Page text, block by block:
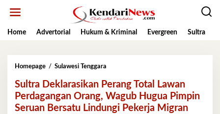
Home
Advertorial Hukum & Kriminal Evergreen Sultra
Homepage / Sulawesi Tenggara
Perang
Total
Lawan
Perdagangan
Sultra Deklarasikan Perang Total Lawan
Perdagangan Orang, Wagub Hugua Pimpin
Seruan Bersatu Lindungi Pekerja Migran